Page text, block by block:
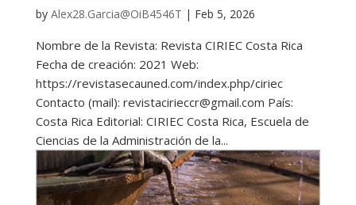
by Alex28.Garcia@OiB4546T | Feb 5, 2026
Nombre de la Revista: Revista CIRIEC Costa Rica
Fecha de creación: 2021 Web:
https://revistasecauned.com/index.php/ciriec
Contacto (mail): revistacirieccr@gmail.com País:
Costa Rica Editorial: CIRIEC Costa Rica, Escuela de
Ciencias de la Administración de la...